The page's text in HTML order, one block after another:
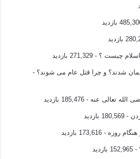
اسلام چیست ؟ - 271,329 بازدید
شدند؟ و چرا قتل عام می شوند؟ -
الله تعالی عنه - 185,476 بازدید
- 180,569 بازدید
روزه - 173,616 بازدید
- 152,965 بازدید